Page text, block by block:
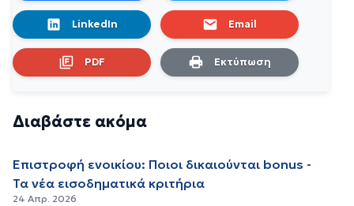
LinkedIn Email
PDF Εκτύπωση
Διαβάστε ακόμα
Επιστροφή ενοικίου: Ποιοι δικαιούνται bonus -
Τα νέα εισοδηματικά κριτήρια
24 Απρ. 2026